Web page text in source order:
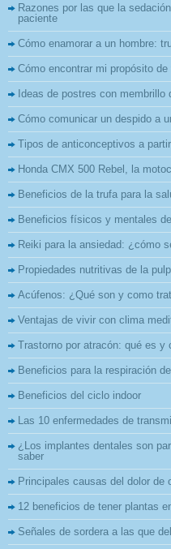
Razones por las que la
paciente
Cómo enamorar a un hombre:
Cómo encontrar mi propósito
Ideas de postres con
Cómo comunicar un despido a
Tipos de anticonceptivos a
Honda CMX 500 Rebel, la
Beneficios de la trufa para la
Beneficios físicos y mentales
Reiki para la ansiedad: ¿cómo
Propiedades nutritivas de la
Acúfenos: ¿Qué son y como
Ventajas de vivir con clima
Trastorno por atracón: qué es y
Beneficios para la respiración
Beneficios del ciclo indoor
Las 10 enfermedades de
¿Los implantes dentales son
saber
Principales causas del dolor de
12 beneficios de tener plantas
Señales de sordera a las que